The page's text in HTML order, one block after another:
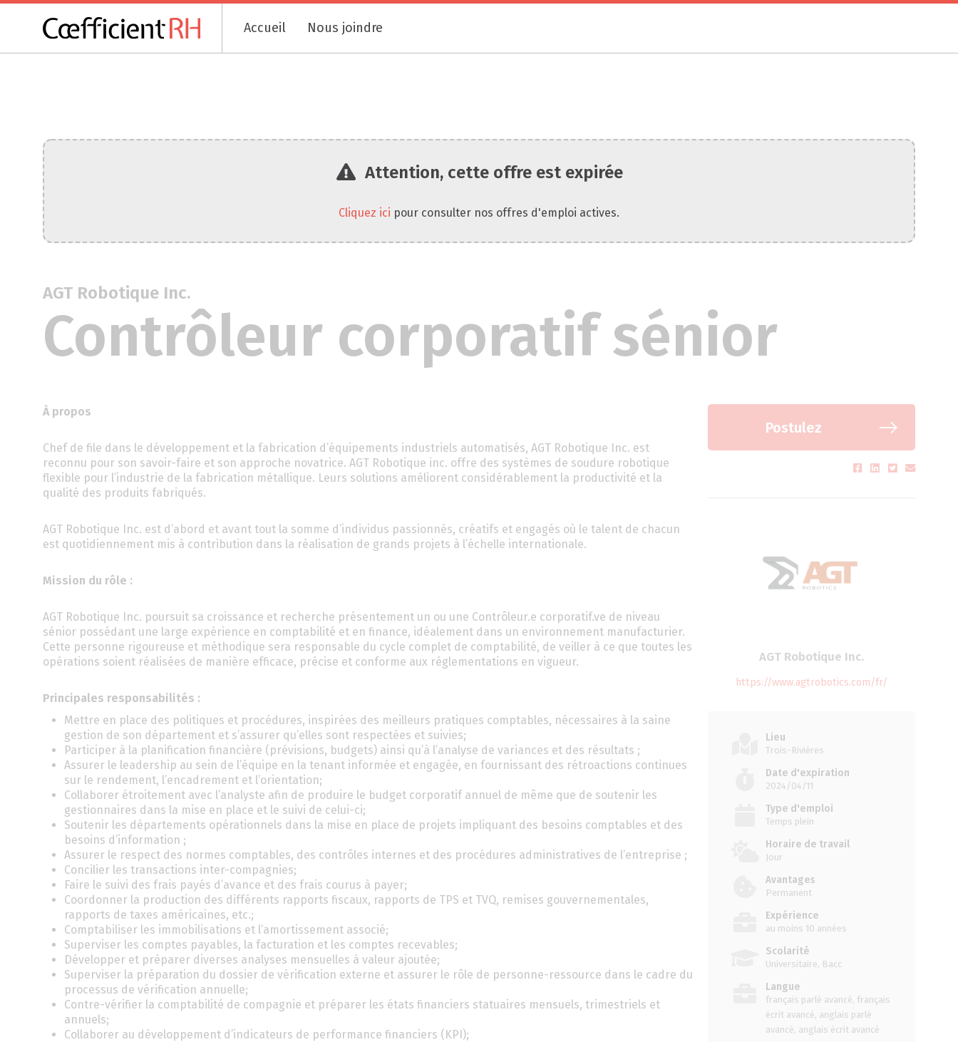
Accueil Nous joindre
Attention, cette offre est expirée
Cliquez ici pour consulter nos offres d'emploi actives.
AGT Robotique Inc.
Contrôleur corporatif sénior
À propos
Chef de file dans le développement et la fabrication d’équipements industriels automatisés, AGT Robotique Inc. est
reconnu pour son savoir-faire et son approche novatrice. AGT Robotique inc. offre des systèmes de soudure robotique
flexible pour l’industrie de la fabrication métallique. Leurs solutions améliorent considérablement la productivité et la
qualité des produits fabriqués.
AGT Robotique Inc. est d’abord et avant tout la somme d’individus passionnés, créatifs et engagés où le talent de chacun
est quotidiennement mis à contribution dans la réalisation de grands projets à l’échelle internationale.
Mission du rôle :
AGT Robotique Inc. poursuit sa croissance et recherche présentement un ou une Contrôleur.e corporatif.ve de niveau
sénior possédant une large expérience en comptabilité et en finance, idéalement dans un environnement manufacturier.
Cette personne rigoureuse et méthodique sera responsable du cycle complet de comptabilité, de veiller à ce que toutes les
opérations soient réalisées de manière efficace, précise et conforme aux réglementations en vigueur.
Principales responsabilités :
Mettre en place des politiques et procédures, inspirées des meilleurs pratiques comptables, nécessaires à la saine
gestion de son département et s’assurer qu’elles sont respectées et suivies;
Participer à la planification financière (prévisions, budgets) ainsi qu’à l’analyse de variances et des résultats ;
Assurer le leadership au sein de l’équipe en la tenant informée et engagée, en fournissant des rétroactions continues
sur le rendement, l’encadrement et l’orientation;
Collaborer étroitement avec l’analyste afin de produire le budget corporatif annuel de même que de soutenir les
gestionnaires dans la mise en place et le suivi de celui-ci;
Soutenir les départements opérationnels dans la mise en place de projets impliquant des besoins comptables et des
besoins d’information ;
Assurer le respect des normes comptables, des contrôles internes et des procédures administratives de l’entreprise ;
Concilier les transactions inter-compagnies;
Faire le suivi des frais payés d’avance et des frais courus à payer;
Coordonner la production des différents rapports fiscaux, rapports de TPS et TVQ, remises gouvernementales,
rapports de taxes américaines, etc.;
Comptabiliser les immobilisations et l’amortissement associé;
Superviser les comptes payables, la facturation et les comptes recevables;
Développer et préparer diverses analyses mensuelles à valeur ajoutée;
Superviser la préparation du dossier de vérification externe et assurer le rôle de personne-ressource dans le cadre du
processus de vérification annuelle;
Contre-vérifier la comptabilité de compagnie et préparer les états financiers statuaires mensuels, trimestriels et
annuels;
Collaborer au développement d’indicateurs de performance financiers (KPI);
Postulez
AGT Robotique Inc.
https://www.agtrobotics.com/fr/
Lieu
Trois-Rivières
Date d'expiration
2024/04/11
Type d'emploi
Temps plein
Horaire de travail
Jour
Avantages
Permanent
Expérience
au moins 10 années
Scolarité
Universitaire, Bacc
Langue
français parlé avancé, français
écrit avancé, anglais parlé
avancé, anglais écrit avancé